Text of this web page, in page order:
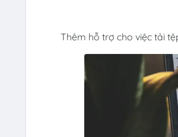
Thêm hỗ trợ cho việc tải